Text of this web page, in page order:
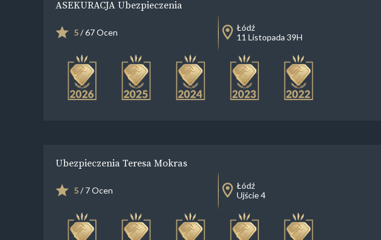
ASEKURACJA Ubezpieczenia
5/ 67 Ocen
Łódź
11 Listopada 39H
Ubezpieczenia Teresa Mokras
5/ 7 Ocen
Łódź
Ujście 4